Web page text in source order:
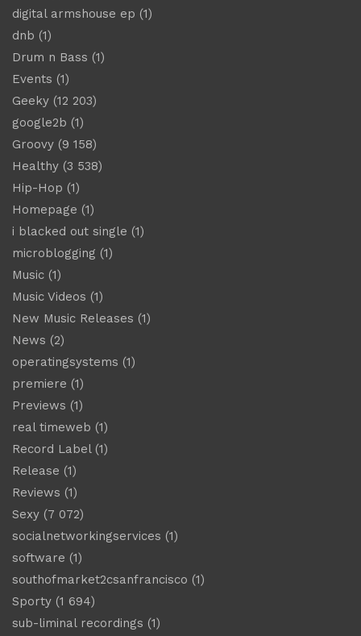
digital armshouse ep (1)
dnb (1)
Drum n Bass (1)
Events (1)
Geeky (12 203)
google2b (1)
Groovy (9 158)
Healthy (3 538)
Hip-Hop (1)
Homepage (1)
i blacked out single (1)
microblogging (1)
Music (1)
Music Videos (1)
New Music Releases (1)
News (2)
operatingsystems (1)
premiere (1)
Previews (1)
real timeweb (1)
Record Label (1)
Release (1)
Reviews (1)
Sexy (7 072)
socialnetworkingservices (1)
software (1)
southofmarket2csanfrancisco (1)
Sporty (1 694)
sub-liminal recordings (1)